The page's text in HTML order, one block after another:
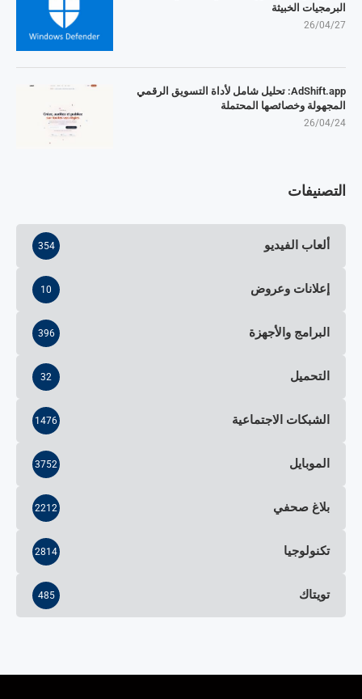
البرمجيات الخبيثة
26/04/27
AdShift.app: تحليل شامل لأداة التسويق الرقمي
المجهولة وخصائصها المحتملة
26/04/24
التصنيفات
ألعاب الفيديو 354
إعلانات وعروض 10
البرامج والأجهزة 396
التحميل 32
الشبكات الاجتماعية 1476
الموبايل 3752
بلاغ صحفي 2212
تكنولوجيا 2814
تويتاك 485